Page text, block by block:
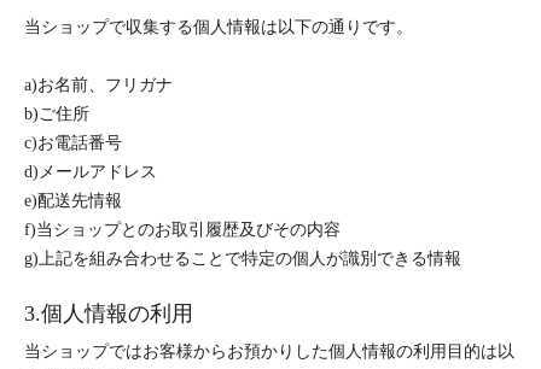
当ショップで収集する個人情報は以下の通りです。
a)お名前、フリガナ
b)ご住所
c)お電話番号
d)メールアドレス
e)配送先情報
f)当ショップとのお取引履歴及びその内容
g)上記を組み合わせることで特定の個人が識別できる情報
3.個人情報の利用
当ショップではお客様からお預かりした個人情報の利用目的は以